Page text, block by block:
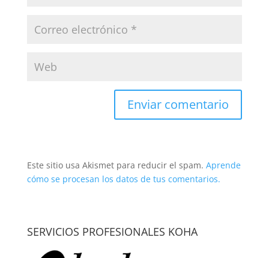
Este sitio usa Akismet para reducir el spam. Aprende
cómo se procesan los datos de tus comentarios.
SERVICIOS PROFESIONALES KOHA